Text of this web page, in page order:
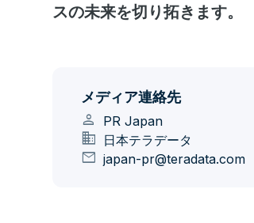
スの未来を切り拓きます。
メディア連絡先
person PR Japan
domain 日本テラデータ
mail japan-pr@teradata.com